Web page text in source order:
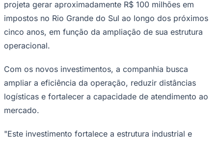
Ceará
(RS) e Navegantes (SC).
empregos diretos na Região Sul e faz parte da estratégia
de crescimento da companhia para os próximos anos. A
nova estrutura logística, formada por dois polos na
região, também deve duplicar a capacidade de